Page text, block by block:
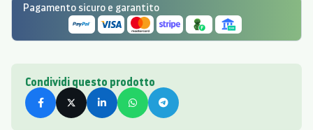
Pagamento sicuro e garantito
Condividi questo prodotto